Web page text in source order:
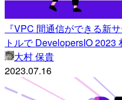
『VPC 間通信ができる新
トルで DevelopersIO
大村 保貴
2023.07.16